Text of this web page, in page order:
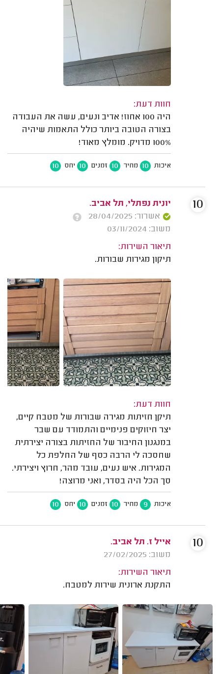
חוות דעת:
היה 100 אחוז! אדיב ונעים, עשה את העבודה
בצורה הטובה ביותר כולל התאמות שיהיה
100% מדויק. מומלץ מאוד!
איכות 10 מחיר 10 זמנים 10 יחס 10
יונית נפתלי, תל אביב.
אשרור: 28/04/2025
משוב: 03/11/2024
תיאור השירות:
תיקון מגירות שבורות.
חוות דעת:
תיקן חזיתות מגירה שבורות של מטבח קיים,
יצר חיזוקים פנימיים והתמודד עם שבר
במנגנון החיבור של החזיתות בצורה יצירתית
שחסכה לי הרבה כסף של החלפת כל
המגירות. איש נעים, עובד מהר, חרוץ ויצירתי.
סך הכל היה בסדר, ואני מרוצה!
איכות 9 מחיר 10 זמנים 10 יחס 10
10
אייל ז. תל אביב.
משוב: 27/02/2025
תיאור השירות:
התקנת ארונית שירות למטבח.
10